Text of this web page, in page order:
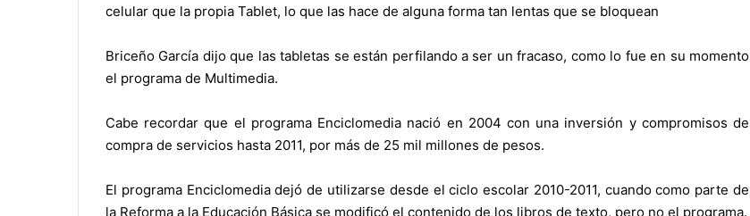
celular que la propia Tablet, lo que las hace de alguna forma tan lentas que se bloquean
Briceño García dijo que las tabletas se están perfilando a ser un fracaso, como lo fue en su momento
el programa de Multimedia.
Cabe recordar que el programa Enciclomedia nació en 2004 con una inversión y compromisos de
compra de servicios hasta 2011, por más de 25 mil millones de pesos.
El programa Enciclomedia dejó de utilizarse desde el ciclo escolar 2010-2011, cuando como parte de
la Reforma a la Educación Básica se modificó el contenido de los libros de texto, pero no el programa.